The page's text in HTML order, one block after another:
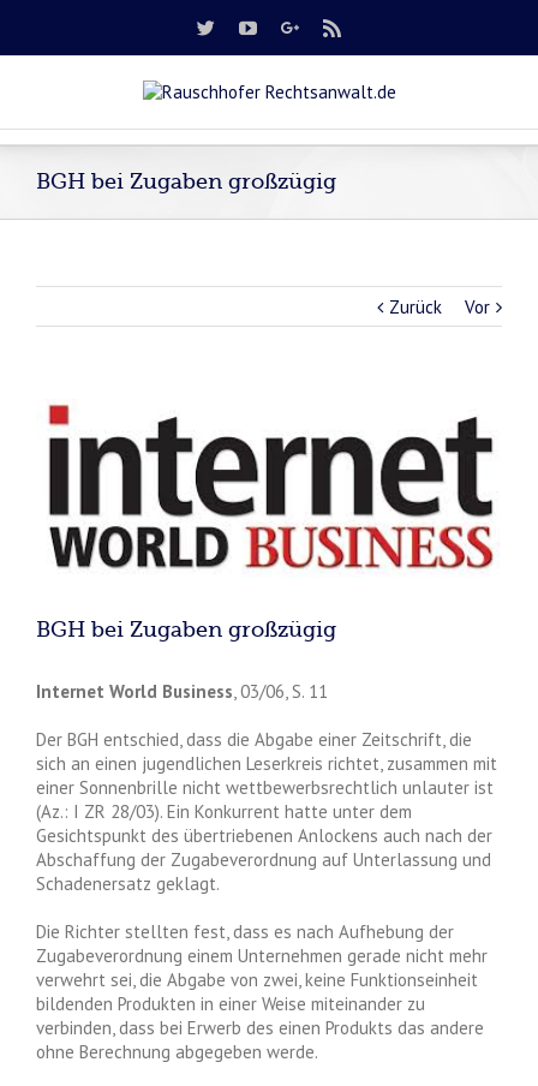
BGH bei Zugaben großzügig
Zurück Vor
BGH bei Zugaben großzügig
Internet World Business, 03/06, S. 11
Der BGH entschied, dass die Abgabe einer Zeitschrift, die
sich an einen jugendlichen Leserkreis richtet, zusammen mit
einer Sonnenbrille nicht wettbewerbsrechtlich unlauter ist
(Az.: I ZR 28/03). Ein Konkurrent hatte unter dem
Gesichtspunkt des übertriebenen Anlockens auch nach der
Abschaffung der Zugabeverordnung auf Unterlassung und
Schadenersatz geklagt.
Die Richter stellten fest, dass es nach Aufhebung der
Zugabeverordnung einem Unternehmen gerade nicht mehr
verwehrt sei, die Abgabe von zwei, keine Funktionseinheit
bildenden Produkten in einer Weise miteinander zu
verbinden, dass bei Erwerb des einen Produkts das andere
ohne Berechnung abgegeben werde.